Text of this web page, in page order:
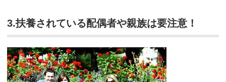
3.扶養されている配偶者や親族は要注意！